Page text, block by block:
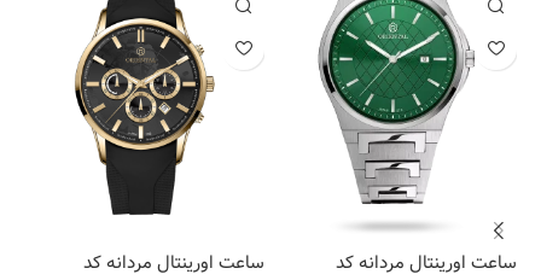
ساعت اورینتال مردانه کد
ساعت اورینتال مردانه کد